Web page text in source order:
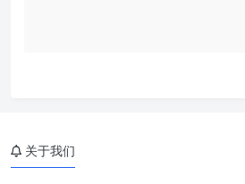
关于我们